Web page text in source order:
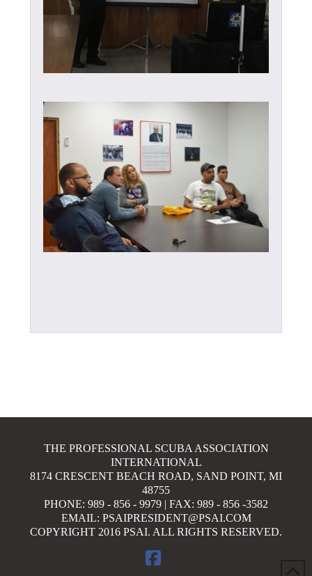
THE PROFESSIONAL SCUBA ASSOCIATION
INTERNATIONAL
8174 CRESCENT BEACH ROAD, SAND POINT, MI
48755
PHONE: 989 - 856 - 9979 | FAX: 989 - 856 -3582
EMAIL: PSAIPRESIDENT@PSAI.COM
COPYRIGHT 2016 PSAI. ALL RIGHTS RESERVED.